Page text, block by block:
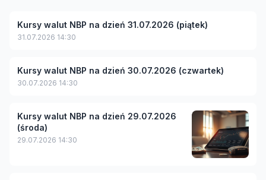
Kursy walut NBP na dzień 31.07.2026 (piątek)
31.07.2026 14:30
Kursy walut NBP na dzień 30.07.2026 (czwartek)
30.07.2026 14:30
Kursy walut NBP na dzień 29.07.2026
(środa)
29.07.2026 14:30